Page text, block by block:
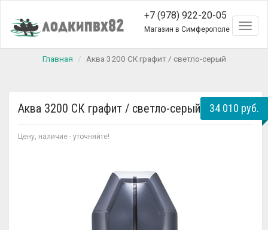
+7 (978) 922-20-05
Магазин в Симферополе
Главная Аква 3200 СК графит / светло-серый
Аква 3200 СК графит / светло-серый
Цену, наличие - уточняйте!
34 010 руб.